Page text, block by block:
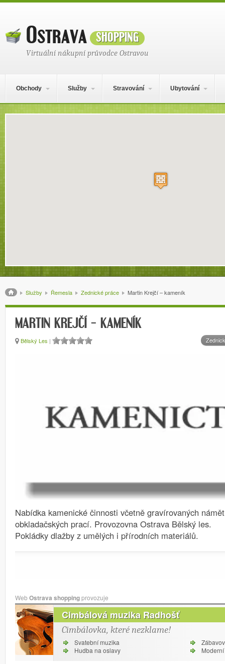
Ostravashopping
Virtuální nákupní průvodce Ostravou
Obchody Služby Stravování Ubytování
Místo
Drobečková navigace
Služby Řemesla Zednické práce Martin Krejčí – kameník
MARTIN KREJČÍ – KAMENÍK
Bělský Les |
Nabídka kamenické činnosti včetně gravírovaných
obkladačských prací. Provozovna Ostrava Bělský les.
Pokládky dlažby z umělých i přírodních materiálů.
WebOstrava shoppingprovozuje
Cimbálová muzika Radhošť
Cimbálovka, které nezklame!
Svatební muzika
Hudba na oslavy